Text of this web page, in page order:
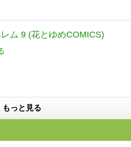
ム 9 (花とゆめCOMICS)
もっと見る